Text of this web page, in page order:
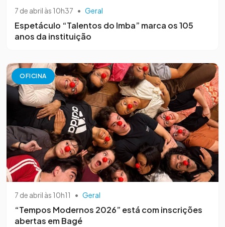
7 de abril às 10h37 • Geral
Espetáculo “Talentos do Imba” marca os 105
anos da instituição
OFICINA
7 de abril às 10h11 • Geral
“Tempos Modernos 2026” está com inscrições
abertas em Bagé